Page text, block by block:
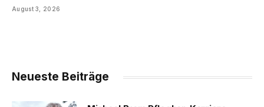
August 3, 2026
Neueste Beiträge